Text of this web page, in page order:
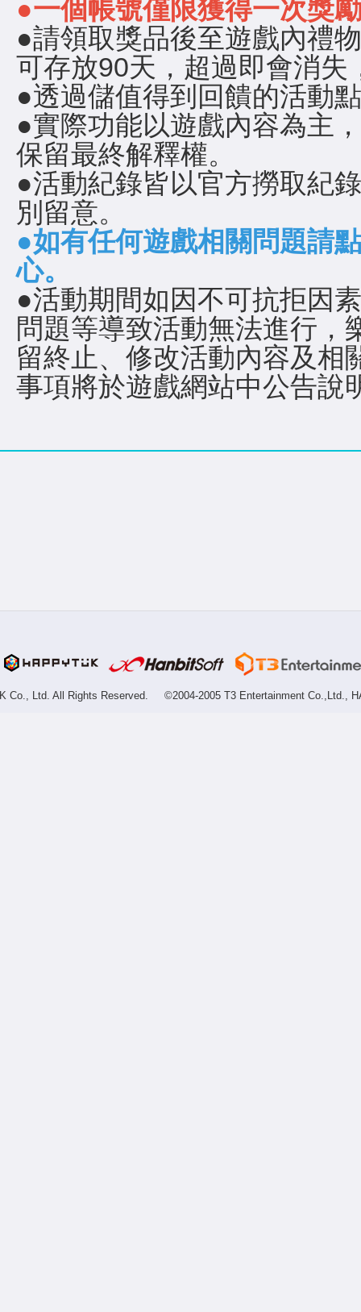
●一個帳號僅限獲得一次獎
●請領取獎品後至遊戲內禮
可存放90天，超過即會消失
●透過儲值得到回饋的活動
●實際功能以遊戲內容為主
保留最終解釋權。
●活動紀錄皆以官方撈取紀
別留意。
●如有任何遊戲相關問題請
心。
●活動期間如因不可抗拒因
問題等導致活動無法進行，
留終止、修改活動內容及相
事項將於遊戲網站中公告說
Co., Ltd. All Rights Reserved. ©2004-2005 T3 Entertainment Co.,Ltd.,